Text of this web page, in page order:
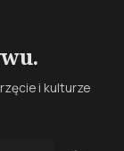
i kulturze